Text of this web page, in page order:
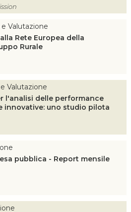
Valutazione
Rete Europea della
Rurale
Valutazione
l'analisi delle performance
innovative: uno studio pilota
pubblica - Report mensile